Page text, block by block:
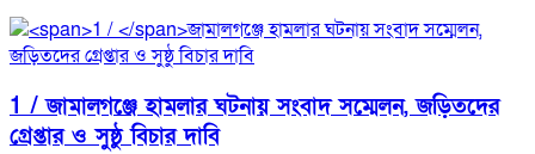
1 /জামালগঞ্জে হামলার ঘটনায় সংবাদ সম্মেলন, জড়িতদের
গ্রেপ্তার ও সুষ্ঠু বিচার দাবি